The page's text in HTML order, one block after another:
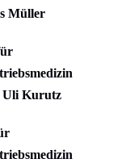
Müller
Uli Kurutz